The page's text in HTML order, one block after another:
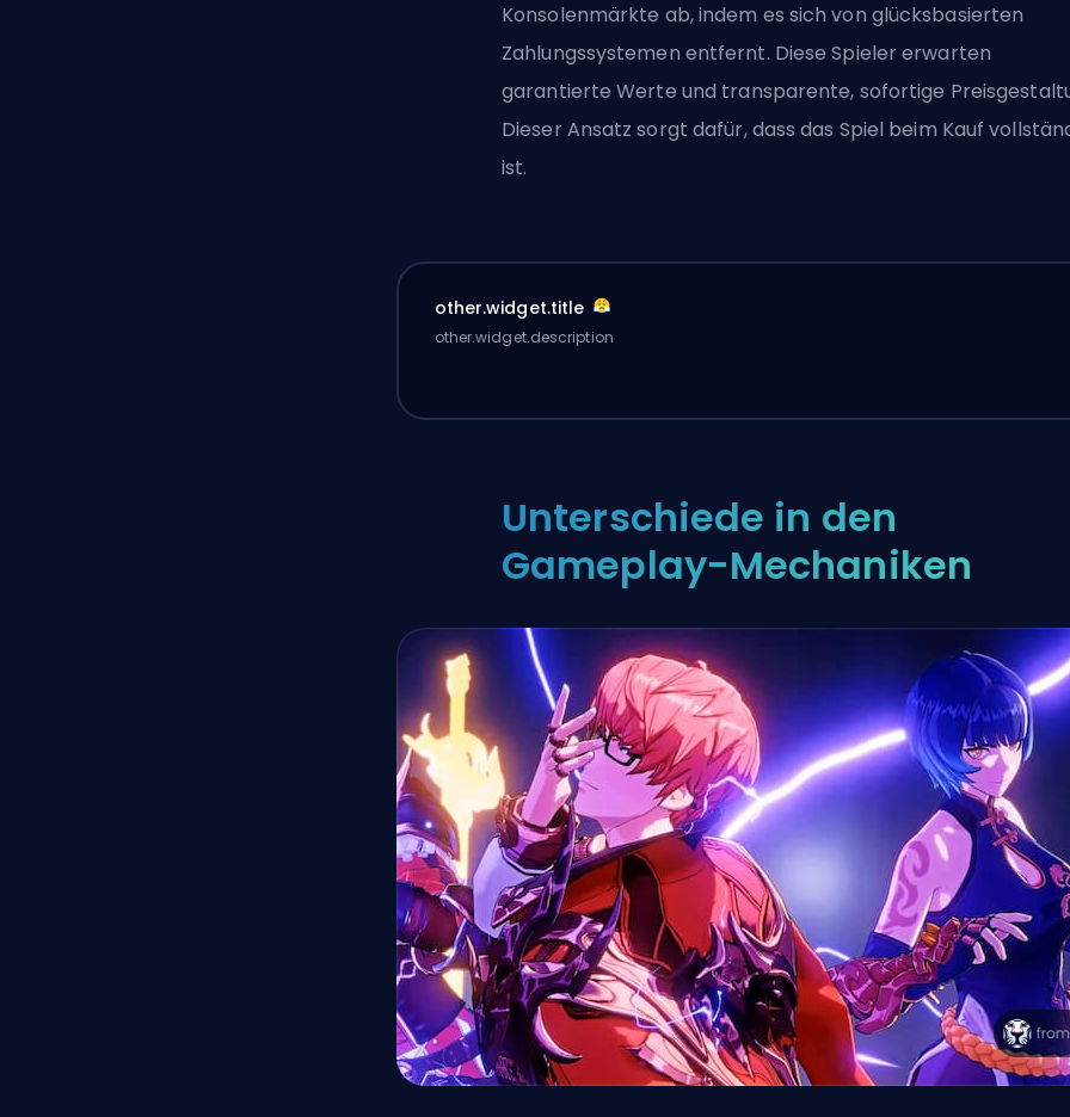
Konsolenmärkte ab, indem es sich von glücksbasierten
Zahlungssystemen entfernt. Diese Spieler erwarten
garantierte Werte und transparente, sofortige
Dieser Ansatz sorgt dafür, dass das Spiel beim Kauf
ist.
other.widget.title
other.widget.description
Unterschiede in den
Gameplay-Mechaniken